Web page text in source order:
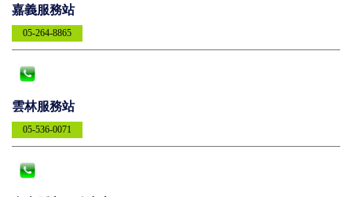
嘉義服務站
05-264-8865
雲林服務站
05-536-0071